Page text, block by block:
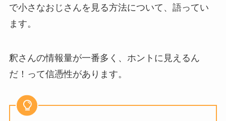
で小さなおじさんを見る方法について、語ってい
ます。
釈さんの情報量が一番多く、ホントに見えるん
だ！って信憑性があります。